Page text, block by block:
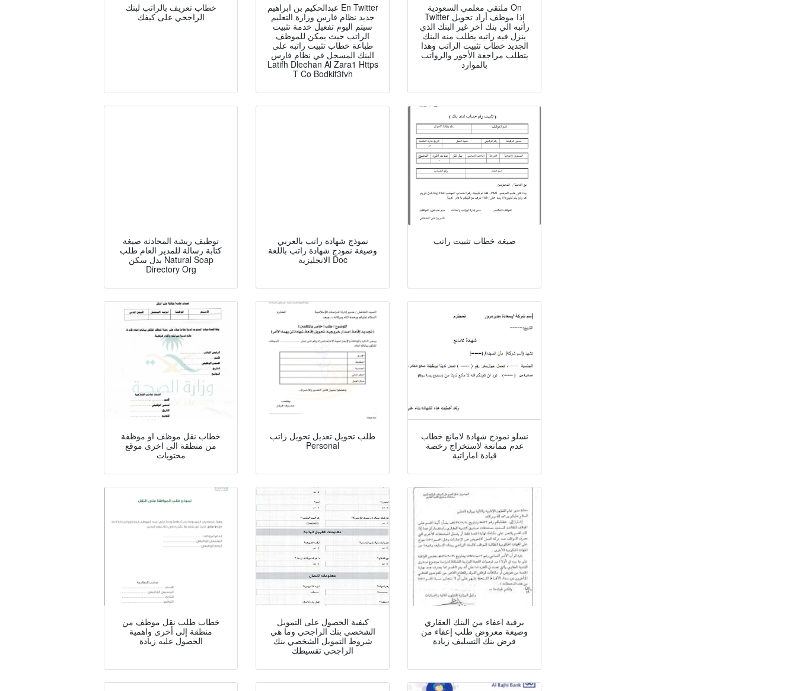
خطاب تعريف بالراتب لبنك
الراجحي على كيفك
عبدالحكيم بن ابراهيم En Twitter
جديد نظام فارس وزارة التعليم
سيتم اليوم تفعيل خدمة تثبيت
الراتب حيث يمكن للموظف
طباعة خطاب تثبيت راتبه على
البنك المسجل في نظام فارس
Latifh Dleehan Al Zara1 Https
T Co Bodkif3fvh
ملتقى معلمي السعودية On
Twitter إذا موظف أراد تحويل
راتبه الي بنك اخر غير البنك الذي
ينزل فيه راتبه يطلب منه البنك
الجديد خطاب تثبيت الراتب وهذا
يتطلب مراجعة الأجور والرواتب
بالموارد
توظيف ريشة المحادثة صيغة
كتابة رسالة للمدير العام طلب
بدل سكن Natural Soap
Directory Org
نموذج شهادة راتب بالعربي
وصيغة نموذج شهادة راتب باللغة
الانجليزية Doc
صيغة خطاب تثبيت راتب
خطاب نقل موظف او موظفة
من منطقة الى اخرى موقع
محتويات
طلب تحويل تعديل تحويل راتب
Personal
نسلو نموذج شهادة لامانع خطاب
عدم ممانعة لاستخراج رخصة
قيادة اماراتية
خطاب طلب نقل موظف من
منطقة إلى أخرى واهمية
الحصول عليه زيادة
كيفية الحصول على التمويل
الشخصي بنك الراجحي وما هي
شروط التمويل الشخصي بنك
الراجحي تقسيطك
برقية اعفاء من البنك العقاري
وصيغة معروض طلب إعفاء من
قرض بنك التسليف زيادة